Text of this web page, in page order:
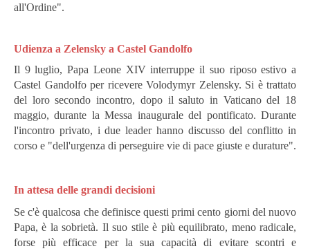
all'Ordine".
Udienza a Zelensky a Castel Gandolfo
Il 9 luglio, Papa Leone XIV interruppe il suo riposo estivo a
Castel Gandolfo per ricevere Volodymyr Zelensky. Si è trattato
del loro secondo incontro, dopo il saluto in Vaticano del 18
maggio, durante la Messa inaugurale del pontificato. Durante
l'incontro privato, i due leader hanno discusso del conflitto in
corso e "dell'urgenza di perseguire vie di pace giuste e durature".
In attesa delle grandi decisioni
Se c'è qualcosa che definisce questi primi cento giorni del nuovo
Papa, è la sobrietà. Il suo stile è più equilibrato, meno radicale,
forse più efficace per la sua capacità di evitare scontri e